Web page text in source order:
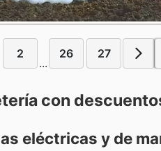
2
...
26 27
con
eléctricas y de